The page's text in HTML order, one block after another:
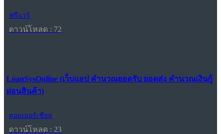
ฟรีแวร์
ดาวน์โหลด : 72
LoanSysOnline (เว็บแอป คำนวณยอดรับ ยอดส่ง คำนวณเงินกู้
ผ่อนสินค้า)
คอมเมอร์เชียล
ดาวน์โหลด : 23